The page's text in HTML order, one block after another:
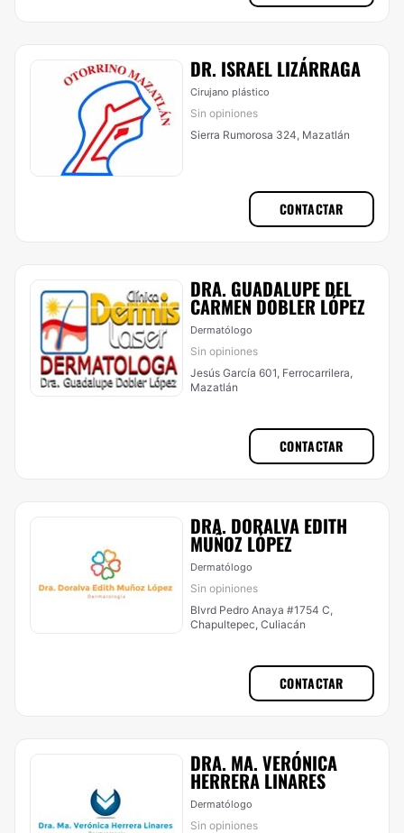
DR. ISRAEL LIZÁRRAGA
Cirujano plástico
Sin opiniones
Sierra Rumorosa 324, Mazatlán
CONTACTAR
DRA. GUADALUPE DEL
CARMEN DOBLER LÓPEZ
Dermatólogo
Sin opiniones
Jesús García 601, Ferrocarrilera,
Mazatlán
CONTACTAR
DRA. DORALVA EDITH
MUÑOZ LÓPEZ
Dermatólogo
Sin opiniones
Blvrd Pedro Anaya #1754 C,
Chapultepec, Culiacán
CONTACTAR
DRA. MA. VERÓNICA
HERRERA LINARES
Dermatólogo
Sin opiniones